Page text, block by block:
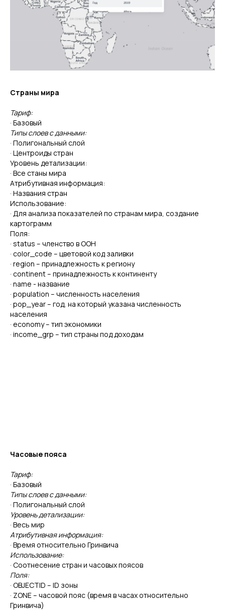
Страны мира
Тариф:
· Базовый
Типы слоев с данными:
· Полигональный слой
· Центроиды стран
Уровень детализации:
· Все станы мира
Атрибутивная информация:
· Названия стран
Использование:
· Для анализа показателей по странам мира, создание
картограмм
Поля:
· status – членство в ООН
· color_code – цветовой код заливки
· region – принадлежность к региону
· continent – принадлежность к континенту
· name - название
· population – численность населения
· pop_year – год, на который указана численность
населения
· economy – тип экономики
· income_grp – тип страны под доходам
Часовые пояса
Тариф:
· Базовый
Типы слоев с данными:
· Полигональный слой
Уровень детализации:
· Весь мир
Атрибутивная информация:
· Время относительно Гринвича
Использование:
· Соотнесение стран и часовых поясов
Поля:
· OBJECTID – ID зоны
· ZONE – часовой пояс (время в часах относительно
Гринвича)